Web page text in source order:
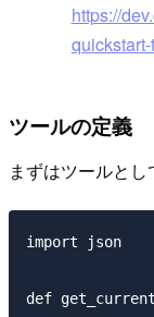
https://
ツールの定義
まずはツールとし
import json
def